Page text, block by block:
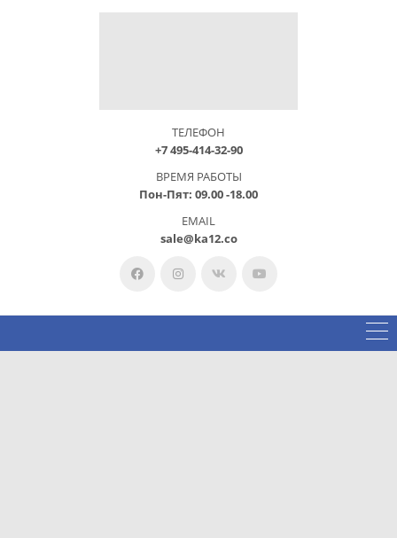
ТЕЛЕФОН
+7 495-414-32-90
ВРЕМЯ РАБОТЫ
Пон-Пят: 09.00 -18.00
EMAIL
sale@ka12.co